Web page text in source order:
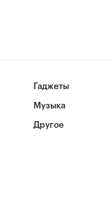
Гаджеты
Музыка
Другое